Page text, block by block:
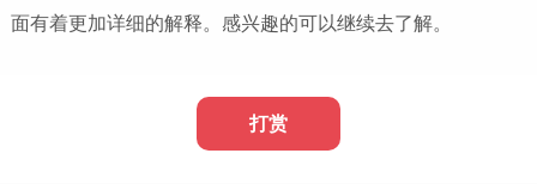
面有着更加详细的解释。感兴趣的可以继续去了解。
打赏